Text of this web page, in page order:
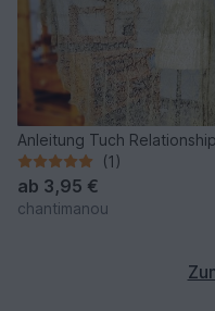
Anleitung Tuch
(1)
ab 3,95 €
chantimanou